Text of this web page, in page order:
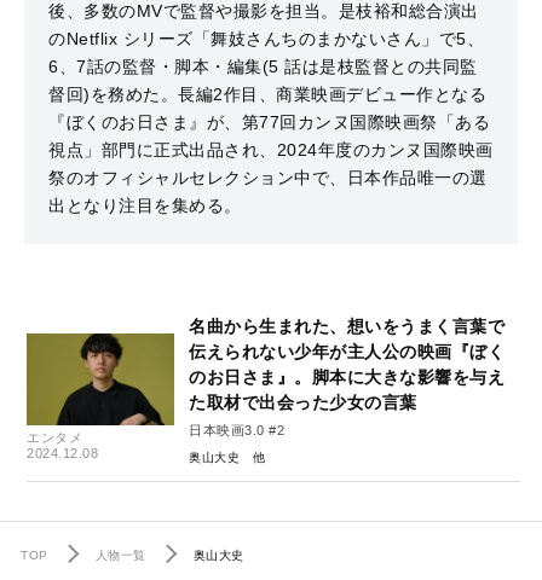
後、多数のMVで監督や撮影を担当。是枝裕和総合演出
のNetflix シリーズ「舞妓さんちのまかないさん」で5、
6、7話の監督・脚本・編集(5 話は是枝監督との共同監
督回)を務めた。⻑編2作目、商業映画デビュー作となる
『ぼくのお日さま』が、第77回カンヌ国際映画祭「ある
視点」部門に正式出品され、2024年度のカンヌ国際映画
祭のオフィシャルセレクション中で、日本作品唯一の選
出となり注目を集める。
エンタメ
2024.12.08
名曲から生まれた、想いをうまく言葉で
伝えられない少年が主人公の映画『ぼく
のお日さま』。脚本に大きな影響を与え
た取材で出会った少女の言葉
日本映画3.0 #2
奥山大史
TOP 人物一覧 奥山大史